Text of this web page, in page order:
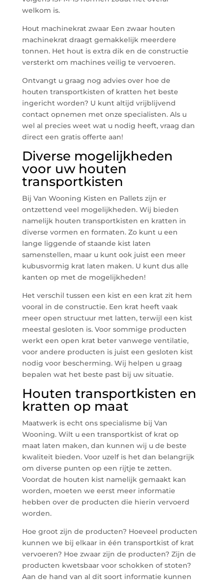
welkom is.
Hout machinekrat zwaar Een zwaar houten
machinekrat draagt gemakkelijk meerdere
tonnen. Het hout is extra dik en de constructie
versterkt om machines veilig te vervoeren.
Ontvangt u graag nog advies over hoe de
houten transportkisten of kratten het beste
ingericht worden? U kunt altijd vrijblijvend
contact opnemen met onze specialisten. Als u
wel al precies weet wat u nodig heeft, vraag dan
direct een gratis offerte aan!
Diverse mogelijkheden
voor uw houten
transportkisten
Bij Van Wooning Kisten en Pallets zijn er
ontzettend veel mogelijkheden. Wij bieden
namelijk houten transportkisten en kratten in
diverse vormen en formaten. Zo kunt u een
lange liggende of staande kist laten
samenstellen, maar u kunt ook juist een meer
kubusvormig krat laten maken. U kunt dus alle
kanten op met de mogelijkheden!
Het verschil tussen een kist en een krat zit hem
vooral in de constructie. Een krat heeft vaak
meer open structuur met latten, terwijl een kist
meestal gesloten is. Voor sommige producten
werkt een open krat beter vanwege ventilatie,
voor andere producten is juist een gesloten kist
nodig voor bescherming. Wij helpen u graag
bepalen wat het beste past bij uw situatie.
Houten transportkisten en
kratten op maat
Maatwerk is echt ons specialisme bij Van
Wooning. Wilt u een transportkist of krat op
maat laten maken, dan kunnen wij u de beste
kwaliteit bieden. Voor uzelf is het dan belangrijk
om diverse punten op een rijtje te zetten.
Voordat de houten kist namelijk gemaakt kan
worden, moeten we eerst meer informatie
hebben over de producten die hierin vervoerd
worden.
Hoe groot zijn de producten? Hoeveel producten
kunnen we bij elkaar in één transportkist of krat
vervoeren? Hoe zwaar zijn de producten? Zijn de
producten kwetsbaar voor schokken of stoten?
Aan de hand van al dit soort informatie kunnen